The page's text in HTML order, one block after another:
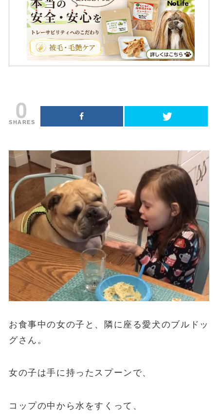
0
SHARES
お食事中の女の子と、隣に座る愛犬のブルドッ
グさん。
女の子は手に持ったスプーンで、
コップの中から水をすくって、